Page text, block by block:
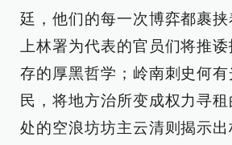
廷，他们的每一次博弈都裹
上林署为代表的官员们将推
存的厚黑哲学；岭南刺史何
民，将地方治所变成权力寻
处的空浪坊坊主云清则揭示